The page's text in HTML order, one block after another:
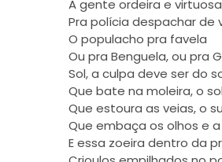
A gente ordeira e
Pra polícia despachar de
O populacho pra favela
Ou pra Benguela, ou pra
Sol, a culpa deve ser do
Que bate na moleira, o sol
Que estoura as veias, o
Que embaça os olhos e
E essa zoeira dentro da